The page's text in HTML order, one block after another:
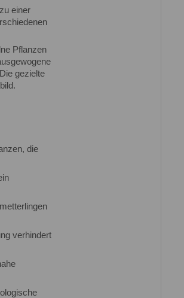
einer
Pflanzen
gezielte
die
verhindert